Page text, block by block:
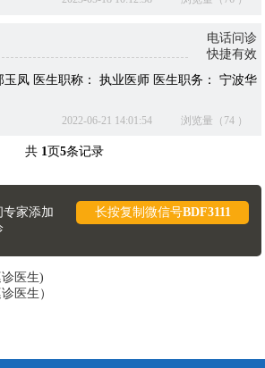
电话问诊
快捷有效
凤 医生职称： 执业医师 医生职务： 宁波华
2022-06-21 14:01:54 浏览量（74 ）
共 1 页5条记录
家添加
长按复制微信号BDF3111
医生)
医生）